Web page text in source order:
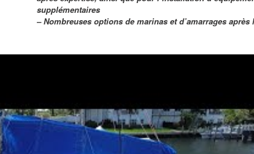
supplémentaires
– Nombreuses options de marinas et d’amarrages après